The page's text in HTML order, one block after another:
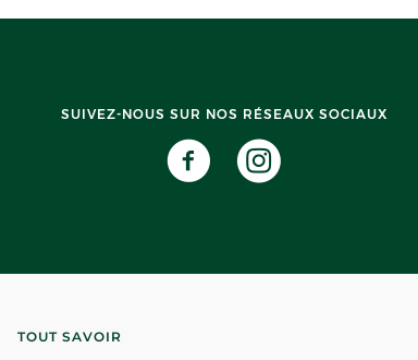
SUIVEZ-NOUS SUR NOS RÉSEAUX SOCIAUX
TOUT SAVOIR